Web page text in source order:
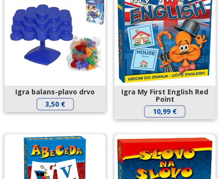
Igra balans-plavo drvo
3,50 €
Igra My First English Red
Point
10,99 €